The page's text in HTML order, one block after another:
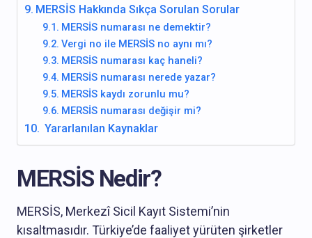
MERSİS Hakkında Sıkça Sorulan Sorular
MERSİS numarası ne demektir?
Vergi no ile MERSİS no aynı mı?
MERSİS numarası kaç haneli?
MERSİS numarası nerede yazar?
MERSİS kaydı zorunlu mu?
MERSİS numarası değişir mi?
Yararlanılan Kaynaklar
MERSİS Nedir?
MERSİS, Merkezî Sicil Kayıt Sistemi’nin
kısaltmasıdır. Türkiye’de faaliyet yürüten şirketler